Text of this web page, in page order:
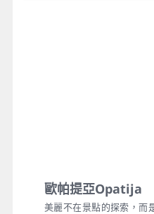
歐帕提亞Opatija
美麗不在景點的探索，而